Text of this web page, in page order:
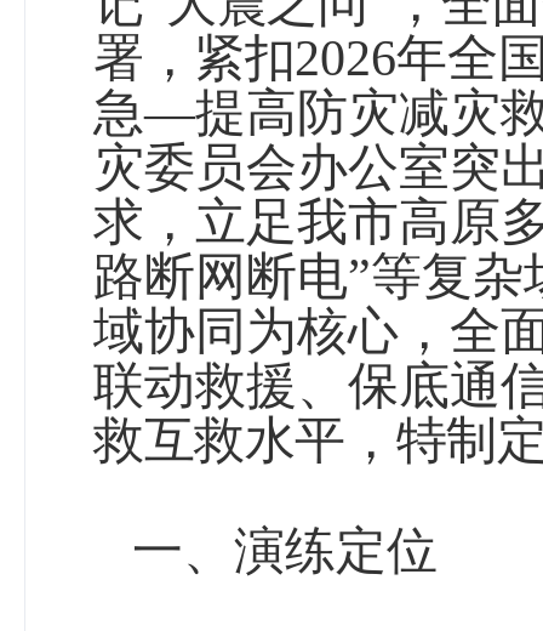
署，紧扣2026年全
急—提高防灾减灾
灾委员会办公室突
求，立足我市高原
路断网断电”等复
域协同为核心，全
联动救援、保底通
救互救水平，特制
一、 演练定位